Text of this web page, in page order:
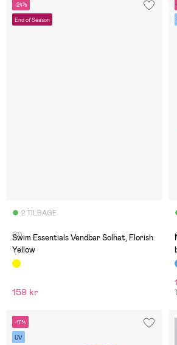
-24%
End of Season
2 TILBAGE
(0)
Swim Essentials Vendbar Solhat, Florish
Yellow
159 kr
-17%
UV